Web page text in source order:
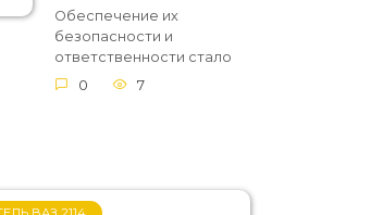
Обеспечение их
безопасности и
ответственности стало
0
7